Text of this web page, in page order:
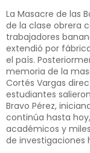
La Masacre de las
de la clase obrera
trabajadores
extendió por
el país.
memoria de la
Cortés Vargas
estudiantes
Bravo Pérez,
continúa hasta
académicos y
de investigaciones